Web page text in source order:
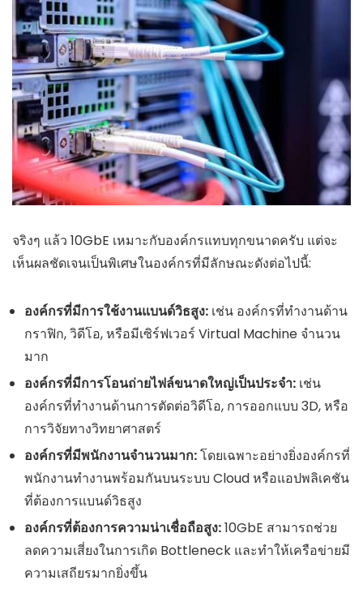
จริงๆ แล้ว 10GbE เหมาะกับองค์กรแทบทุกขนาดครับ แต่จะ
เห็นผลชัดเจนเป็นพิเศษในองค์กรที่มีลักษณะดังต่อไปนี้:
องค์กรที่มีการใช้งานแบนด์วิธสูง: เช่น องค์กรที่ทำงานด้าน
กราฟิก, วิดีโอ, หรือมีเซิร์ฟเวอร์ Virtual Machine จำนวน
มาก
องค์กรที่มีการโอนถ่ายไฟล์ขนาดใหญ่เป็นประจำ: เช่น
องค์กรที่ทำงานด้านการตัดต่อวิดีโอ, การออกแบบ 3D, หรือ
การวิจัยทางวิทยาศาสตร์
องค์กรที่มีพนักงานจำนวนมาก:โดยเฉพาะอย่างยิ่งองค์กรที่
พนักงานทำงานพร้อมกันบนระบบ Cloud หรือแอปพลิเคชัน
ที่ต้องการแบนด์วิธสูง
องค์กรที่ต้องการความน่าเชื่อถือสูง:10GbE สามารถช่วย
ลดความเสี่ยงในการเกิด Bottleneck และทำให้เครือข่ายมี
ความเสถียรมากยิ่งขึ้น